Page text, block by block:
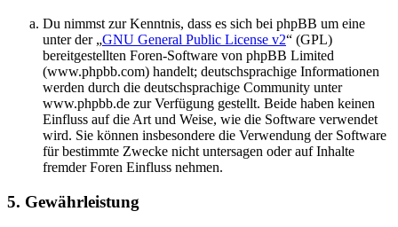
Du nimmst zur Kenntnis, dass es sich bei phpBB um eine
unter der „GNU General Public License v2“ (GPL)
bereitgestellten Foren-Software von phpBB Limited
(www.phpbb.com) handelt; deutschsprachige Informationen
werden durch die deutschsprachige Community unter
www.phpbb.de zur Verfügung gestellt. Beide haben keinen
Einfluss auf die Art und Weise, wie die Software verwendet
wird. Sie können insbesondere die Verwendung der Software
für bestimmte Zwecke nicht untersagen oder auf Inhalte
fremder Foren Einfluss nehmen.
5. Gewährleistung